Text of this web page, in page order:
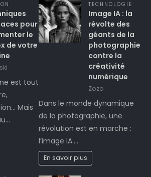
pour
le
de votre
est tout
Mais
TECHNOLOGIE
Image IA : la
révolte des
géants de la
photographie
contre la
créativité
numérique
Zozo
Dans le monde dynamique
de la photographie, une
révolution est en marche :
l’image IA.…
En savoir plus